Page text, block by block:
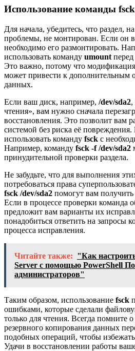
Использование команды fsck
Для начала, убедитесь, что раздел,
проблемы, не монтирован. Если он
необходимо его размонтировать.
использовать команду umount перед
Это важно, потому что
может привести к дополнительным
данных.
Если ваш диск, например, /dev/sda2,
чтения», вам нужно сначала
восстановления. Это позволит вам
системой без риска её
использовать команду fsck с
Например, команду fsck -f /dev/sda2
принудительной проверки раздела.
Не забудьте, что для выполнения
потребоваться права
fsck /dev/sda2 помогут вам
Если в процессе проверки команда
предложит вам варианты их
понадобиться ответить на запросы
процесса исправления.
Читайте также: "Как
Server с помощью PowerShell
администраторов"
Таким образом, использование fsck
ошибками, которые сделали
только для чтения. Всегда помните
резервного копирования данных
подобных операций, чтобы
Удачи в восстановлении работы